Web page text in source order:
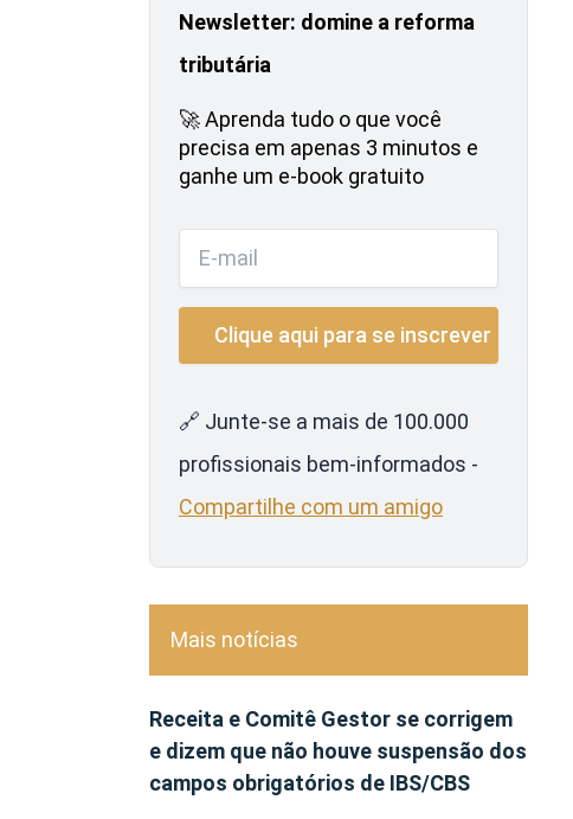
Newsletter: domine a reforma
tributária
🚀 Aprenda tudo o que você
precisa em apenas 3 minutos e
ganhe um e-book gratuito
🔗 Junte-se a mais de 100.000
profissionais bem-informados -
Compartilhe com um amigo
Mais notícias
Receita e Comitê Gestor se corrigem
e dizem que não houve suspensão dos
campos obrigatórios de IBS/CBS